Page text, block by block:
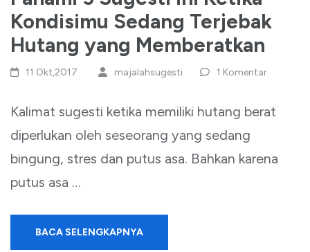
Kondisimu Sedang Terjebak
Hutang yang Memberatkan
11 Okt,2017 majalahsugesti 1 Komentar
Kalimat sugesti ketika memiliki hutang berat
diperlukan oleh seseorang yang sedang
bingung, stres dan putus asa. Bahkan karena
putus asa …
BACA SELENGKAPNYA